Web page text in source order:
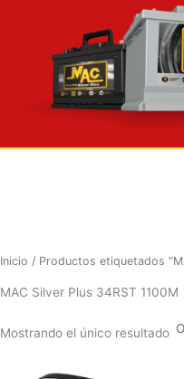
Inicio / Productos etiquetados
MAC Silver Plus 34RST 1100M
Mostrando el único resultado
El